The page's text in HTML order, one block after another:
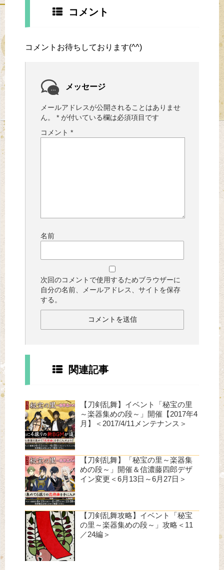
コメント
コメントお待ちしております(^^)
メッセージ
メールアドレスが公開されることはありませ
ん。
* が付いている欄は必須項目です
コメント *
名前
次回のコメントで使用するためブラウザーに
自分の名前、メールアドレス、サイトを保存
する。
関連記事
【刀剣乱舞】イベント「秘宝の里
～楽器集めの段～」開催【2017年4
月】＜2017/4/11メンテナンス＞
【刀剣乱舞】「秘宝の里～楽器集
めの段～」開催＆信濃藤四郎デザ
イン変更＜6月13日～6月27日＞
【刀剣乱舞攻略】イベント「秘宝
の里～楽器集めの段～」攻略＜11
／24編＞